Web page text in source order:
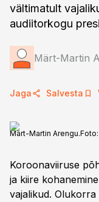
vältimatult
audiitorkogu
Märt-Martin
Jaga Salvesta
Märt-Martin Arengu.Foto:
Koroonaviiruse
ja kiire
vajalikud.